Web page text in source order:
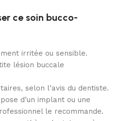
ce soin bucco-
irritée ou sensible.
lésion buccale
selon l’avis du dentiste.
d’un implant ou une
le recommande.